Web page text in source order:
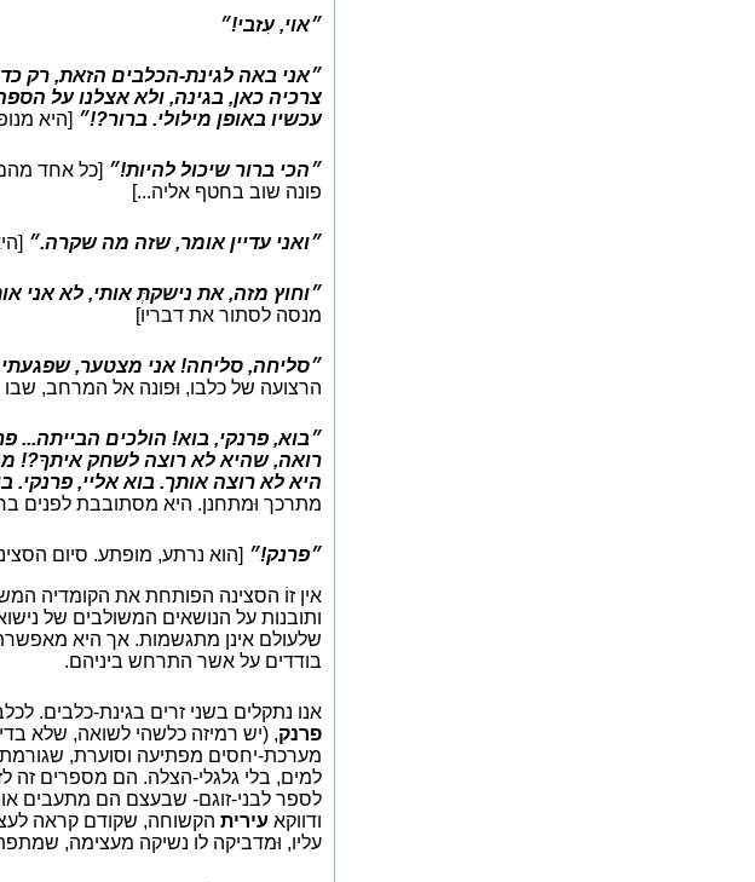
״אוי, עִזבי!״
״אני באה לגינת-הכלבים הזאת, רק
צרכיה כאן, בגינה, ולא אצלנו על
עכשיו באופן מילולי. ברור?!״ [היא
״הכי ברור שיכול להיות!״ [כל אחד מהם
פונה שוב בחטף אליה...]
״ואני עדיין אומר, שזה מה שקרה.״
״וחוץ מזה, את נישקתְּ אותי, לא אני
מנסה לסתור את דבריו]
״סליחה, סליחה! אני מצטער,
הרצועה של כלבו, וּפונה אל המרחב, שבו
״בוא, פרנקי, בוא! הולכים הבייתה...
רואה, שהיא לא רוצה לשחק איתךָ?!
היא לא רוצה אותך. בוא אליי, פרנקי.
מתרכך וּמתחנן. היא מסתובבת לפנים
״פרנק!״ [הוא נרתע, מופתע. סיום
אין זוֹ הסצינה הפותחת את הקומדיה
ותובנות על הנושאים המשולבים של
שלעולם אינן מתגשמות. אך היא
בודדים על אשר התרחש ביניהם.
אנו נתקלים בשני זרים בגינת-כלבים.
פרנק, (יש רמיזה כלשהי לשואה, שלא
מערכת-יחסים מפתיעה וסוערת,
למים, בלי גלגלי-הצלה. הם מספרים זה
לספר לבני-זוגם- שבעצם הם מתעבים
ודווקא עירית הקשוחה, שקודם קראה
עליו, וּמדביקה לו נשיקה מעצימה,